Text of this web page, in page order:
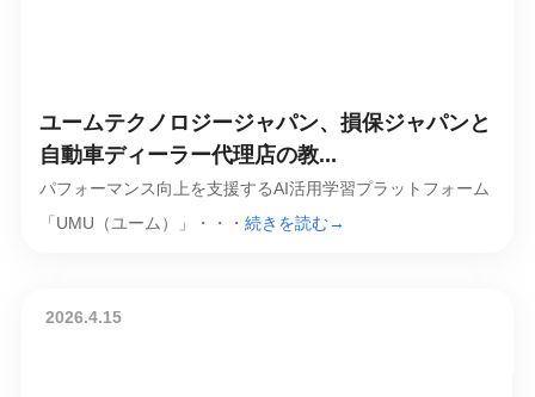
ユームテクノロジージャパン、損保ジャパンと
自動車ディーラー代理店の教...
パフォーマンス向上を支援するAI活用学習プラットフォーム
「UMU（ユーム）」・・・ 続きを読む→
2026.4.15